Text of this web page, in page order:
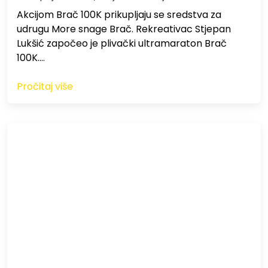
Akcijom Brač 100K prikupljaju se sredstva za
udrugu More snage Brač. Rekreativac Stjepan
Lukšić započeo je plivački ultramaraton Brač
100K.…
Pročitaj više